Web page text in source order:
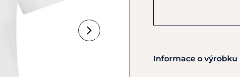
Informace o výrobku